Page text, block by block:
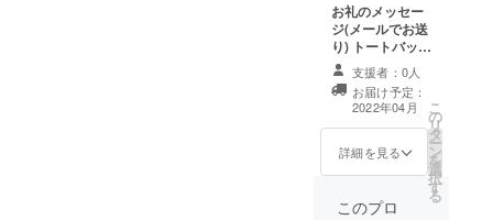
お礼のメッセー
ジ(メールでお送
り) トートバッグ
当店で使用でき
る50%オフクー
ポン5枚 有効期
限2022/05/01-
2023/05/01
支援者：0人
お届け予定：
2022年04月
詳細を見る
こ
の
リ
タ
ー
ン
を
選
択
す
る
このプロ